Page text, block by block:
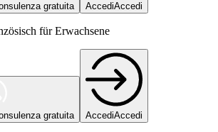
gratuita AccediAccedi
für Erwachsene
gratuita AccediAccedi